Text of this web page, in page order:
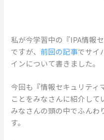
私が今学習中の『IPA情報
ですが、 前回の記事でサイ
インについて書きました。
今回も『情報セキュリティ
ことをみなさんに紹介して
みなさんの頭の中でふんわ
す。